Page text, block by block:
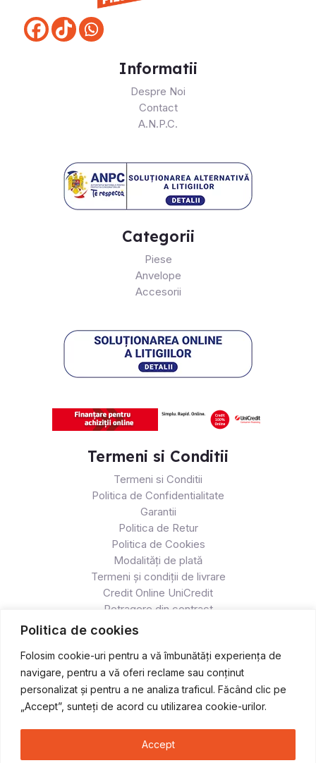
Politica de cookies
Folosim cookie-uri pentru a vă îmbunătăți experiența de
navigare, pentru a vă oferi reclame sau conținut
personalizat și pentru a ne analiza traficul. Făcând clic pe
„Accept”, sunteți de acord cu utilizarea cookie-urilor.
Accept
Informatii
Despre Noi
Contact
A.N.P.C.
Categorii
Piese
Anvelope
Accesorii
Termeni si Conditii
Termeni si Conditii
Politica de Confidentialitate
Garantii
Politica de Retur
Politica de Cookies
Modalități de plată
Termeni și condiții de livrare
Credit Online UniCredit
Retragere din contract